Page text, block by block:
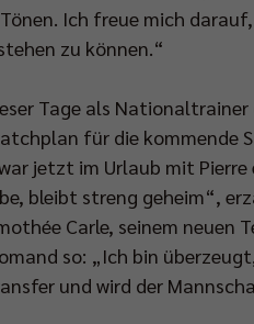
Ich freue mich
zu können.“
Tage als
für die kommende
jetzt im Urlaub mit
bleibt streng geheim“,
Carle, seinem neuen
so: „Ich bin
und wird der